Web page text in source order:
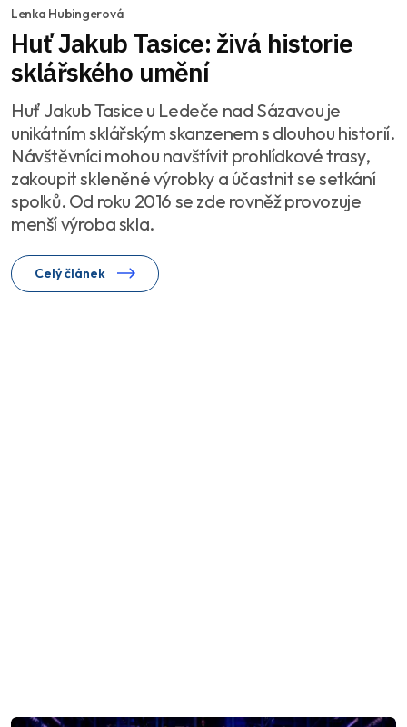
Lenka Hubingerová
Huť Jakub Tasice: živá historie
sklářského umění
Huť Jakub Tasice u Ledeče nad Sázavou je
unikátním sklářským skanzenem s dlouhou historií.
Návštěvníci mohou navštívit prohlídkové trasy,
zakoupit skleněné výrobky a účastnit se setkání
spolků. Od roku 2016 se zde rovněž provozuje
menší výroba skla.
Celý článek